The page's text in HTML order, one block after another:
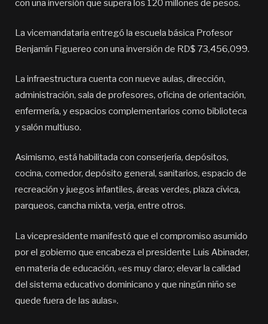
con una inversión que supera los 120 millones de pesos.
La vicemandataria entregó la escuela básica Profesor
Benjamín Figuereo con una inversión de RD$ 73,456,099.
La infraestructura cuenta con nueve aulas, dirección,
administración, sala de profesores, oficina de orientación,
enfermería, y espacios complementarios como biblioteca
y salón multiuso.
Asimismo, está habilitada con conserjería, depósitos,
cocina, comedor, depósito general, sanitarios, espacio de
recreación y juegos infantiles, áreas verdes, plaza cívica,
parqueos, cancha mixta, verja, entre otros.
La vicepresidente manifestó que el compromiso asumido
por el gobierno que encabeza el presidente Luis Abinader,
en materia de educación, «es muy claro; elevar la calidad
del sistema educativo dominicano y que ningún niño se
quede fuera de las aulas».